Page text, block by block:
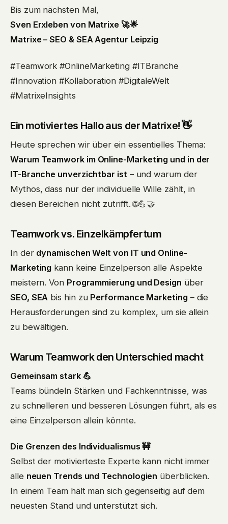
Bis zum nächsten Mal,
Sven Erxleben von Matrixe 🚀🌟
Matrixe – SEO & SEA Agentur Leipzig
#Teamwork #OnlineMarketing #ITBranche
#Innovation #Kollaboration #DigitaleWelt
#MatrixeInsights
Ein motiviertes Hallo aus der Matrixe! 👋
Heute sprechen wir über ein essentielles Thema:
Warum Teamwork im Online-Marketing und in der
IT-Branche unverzichtbar ist – und warum der
Mythos, dass nur der individuelle Wille zählt, in
diesen Bereichen nicht zutrifft. 🌐💪🤝
Teamwork vs. Einzelkämpfertum
In der dynamischen Welt von IT und Online-
Marketing kann keine Einzelperson alle Aspekte
meistern. Von Programmierung und Design über
SEO, SEA bis hin zu Performance Marketing– die
Herausforderungen sind zu komplex, um sie allein
zu bewältigen.
Warum Teamwork den Unterschied macht
Gemeinsam stark 💪
Teams bündeln Stärken und Fachkenntnisse, was
zu schnelleren und besseren Lösungen führt, als es
eine Einzelperson allein könnte.
Die Grenzen des Individualismus 🚧
Selbst der motivierteste Experte kann nicht immer
alle neuen Trends und Technologien überblicken.
In einem Team hält man sich gegenseitig auf dem
neuesten Stand und unterstützt sich.